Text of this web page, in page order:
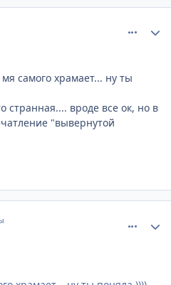
самого храмает... ну ты
странная.... вроде все ок, но в
"вывернутой